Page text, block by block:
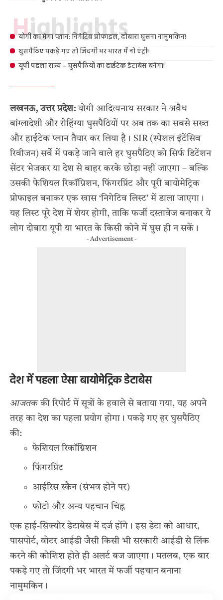
Highlights
योगी का मेगा प्लान: निगेटिव प्रोफाइल, दोबारा घुसना नामुमकिन!
घुसपैठिए पकड़े गए तो जिंदगी भर भारत में नो एंट्री!
यूपी पहला राज्य – घुसपैठियों का हाईटेक डेटाबेस बनेगा!
लखनऊ, उत्तर प्रदेश: योगी आदित्यनाथ सरकार ने अवैध
बांग्लादेशी और रोहिंग्या घुसपैठियों पर अब तक का सबसे सख्त
और हाईटेक प्लान तैयार कर लिया है। SIR (स्पेशल इंटेंसिव
रिवीजन) सर्वे में पकड़े जाने वाले हर घुसपैठिए को सिर्फ डिटेंशन
सेंटर भेजकर या देश से बाहर करके छोड़ा नहीं जाएगा – बल्कि
उसकी फेशियल रिकॉग्निशन, फिंगरप्रिंट और पूरी बायोमेट्रिक
प्रोफाइल बनाकर एक खास ‘निगेटिव लिस्ट’ में डाला जाएगा।
यह लिस्ट पूरे देश में शेयर होगी, ताकि फर्जी दस्तावेज बनाकर ये
लोग दोबारा यूपी या भारत के किसी कोने में घुस ही न सकें।
- Advertisement -
देश में पहला ऐसा बायोमेट्रिक डेटाबेस
आजतककी रिपोर्ट में सूत्रों के हवाले से बताया गया, यह अपने
तरह का देश का पहला प्रयोग होगा। पकड़े गए हर घुसपैठिए
की:
फेशियल रिकॉग्निशन
फिंगरप्रिंट
आईरिस स्कैन (संभव होने पर)
फोटो और अन्य पहचान चिह्न
एक हाई-सिक्योर डेटाबेस में दर्ज होंगे। इस डेटा को आधार,
पासपोर्ट, वोटर आईडी जैसी किसी भी सरकारी आईडी से लिंक
करने की कोशिश होते ही अलर्ट बज जाएगा। मतलब, एक बार
पकड़े गए तो जिंदगी भर भारत में फर्जी पहचान बनाना
नामुमकिन।